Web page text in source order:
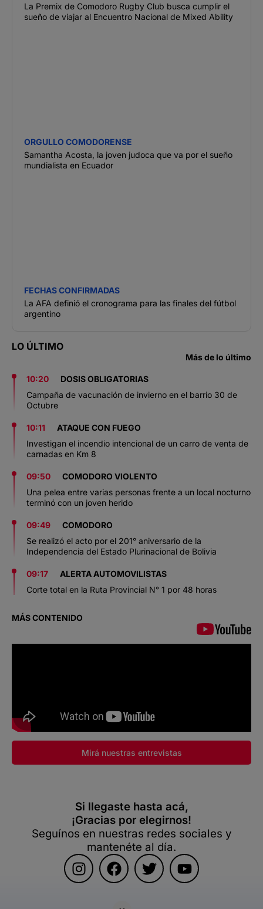
La Premix de Comodoro Rugby Club busca cumplir el
sueño de viajar al Encuentro Nacional de Mixed Ability
ORGULLO COMODORENSE
Samantha Acosta, la joven judoca que va por el sueño
mundialista en Ecuador
FECHAS CONFIRMADAS
La AFA definió el cronograma para las finales del fútbol
argentino
LO ÚLTIMO
Más de lo último
10:20
DOSIS OBLIGATORIAS
Campaña de vacunación de invierno en el barrio 30 de
Octubre
10:11
ATAQUE CON FUEGO
Investigan el incendio intencional de un carro de venta de
carnadas en Km 8
09:50
COMODORO VIOLENTO
Una pelea entre varias personas frente a un local nocturno
terminó con un joven herido
09:49
COMODORO
Se realizó el acto por el 201° aniversario de la
Independencia del Estado Plurinacional de Bolivia
09:17
ALERTA AUTOMOVILISTAS
Corte total en la Ruta Provincial N° 1 por 48 horas
MÁS CONTENIDO
Mirá nuestras entrevistas
Si llegaste hasta acá,
¡Gracias por elegirnos!
Seguínos en nuestras redes sociales y
mantenéte al día.